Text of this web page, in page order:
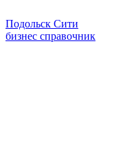
Подольск Сити
бизнес справочник